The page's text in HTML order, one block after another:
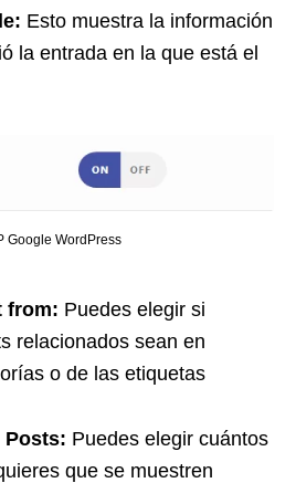
Esto muestra la información
la entrada en la que está el
Google WordPress
from: Puedes elegir si
relacionados sean en
o de las etiquetas
Posts: Puedes elegir cuántos
que se muestren